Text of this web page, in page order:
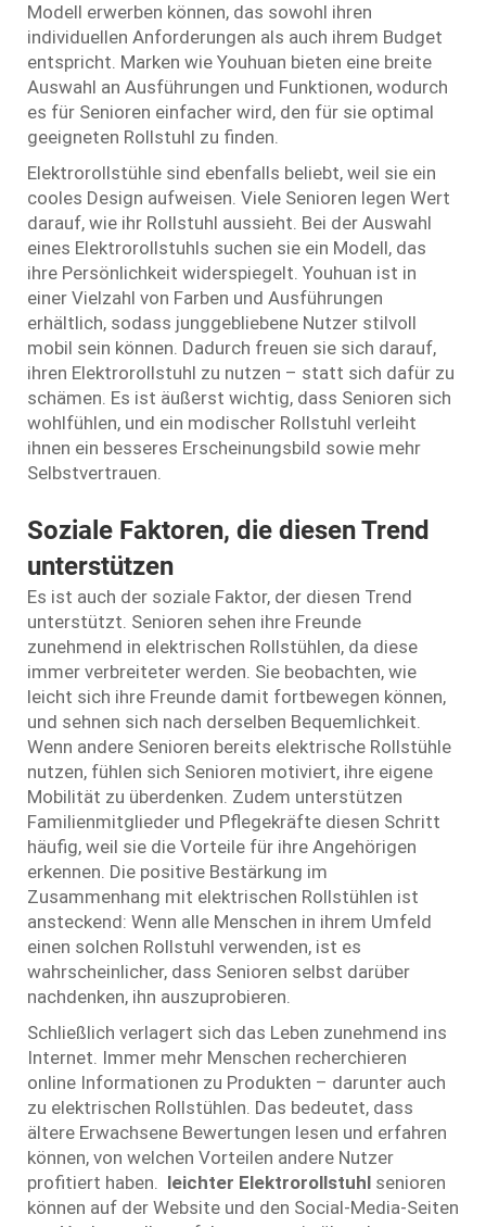
Modell erwerben können, das sowohl ihren
individuellen Anforderungen als auch ihrem Budget
entspricht. Marken wie Youhuan bieten eine breite
Auswahl an Ausführungen und Funktionen, wodurch
es für Senioren einfacher wird, den für sie optimal
geeigneten Rollstuhl zu finden.
Elektrorollstühle sind ebenfalls beliebt, weil sie ein
cooles Design aufweisen. Viele Senioren legen Wert
darauf, wie ihr Rollstuhl aussieht. Bei der Auswahl
eines Elektrorollstuhls suchen sie ein Modell, das
ihre Persönlichkeit widerspiegelt. Youhuan ist in
einer Vielzahl von Farben und Ausführungen
erhältlich, sodass junggebliebene Nutzer stilvoll
mobil sein können. Dadurch freuen sie sich darauf,
ihren Elektrorollstuhl zu nutzen – statt sich dafür zu
schämen. Es ist äußerst wichtig, dass Senioren sich
wohlfühlen, und ein modischer Rollstuhl verleiht
ihnen ein besseres Erscheinungsbild sowie mehr
Selbstvertrauen.
Soziale Faktoren, die diesen Trend
unterstützen
Es ist auch der soziale Faktor, der diesen Trend
unterstützt. Senioren sehen ihre Freunde
zunehmend in elektrischen Rollstühlen, da diese
immer verbreiteter werden. Sie beobachten, wie
leicht sich ihre Freunde damit fortbewegen können,
und sehnen sich nach derselben Bequemlichkeit.
Wenn andere Senioren bereits elektrische Rollstühle
nutzen, fühlen sich Senioren motiviert, ihre eigene
Mobilität zu überdenken. Zudem unterstützen
Familienmitglieder und Pflegekräfte diesen Schritt
häufig, weil sie die Vorteile für ihre Angehörigen
erkennen. Die positive Bestärkung im
Zusammenhang mit elektrischen Rollstühlen ist
ansteckend: Wenn alle Menschen in ihrem Umfeld
einen solchen Rollstuhl verwenden, ist es
wahrscheinlicher, dass Senioren selbst darüber
nachdenken, ihn auszuprobieren.
Schließlich verlagert sich das Leben zunehmend ins
Internet. Immer mehr Menschen recherchieren
online Informationen zu Produkten – darunter auch
zu elektrischen Rollstühlen. Das bedeutet, dass
ältere Erwachsene Bewertungen lesen und erfahren
können, von welchen Vorteilen andere Nutzer
profitiert haben. leichter Elektrorollstuhl senioren
können auf der Website und den Social-Media-Seiten